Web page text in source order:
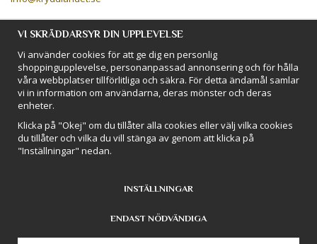
Följ oss på Facebook!
Följ oss på Instagram!
BETALSÄTT
Hos Kryddlandet handlar du tryggt & säkert - och betalar enkelt med
kort, Klarna eller swish!
VI SKRÄDDARSYR DIN UPPLEVELSE
Vi använder cookies för att ge dig en personlig
shoppingupplevelse, personanpassad annonsering och för hålla
våra webbplatser tillförlitliga och säkra. För detta ändamål samlar
vi in information om användarna, deras mönster och deras
enheter.
Klicka på "Okej" om du tillåter alla cookies eller välj vilka cookies
du tillåter och vilka du vill stänga av genom att klicka på
"Inställningar" nedan.
INSTÄLLNINGAR
ENDAST NÖDVÄNDIGA